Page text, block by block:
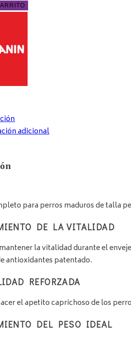
adicional
para perros maduros de talla
DE LA VITALIDAD
la vitalidad durante el
antioxidantes patentado.
REFORZADA
el apetito caprichoso de los
DEL PESO IDEAL